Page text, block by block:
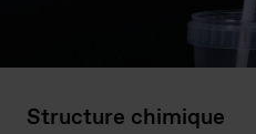
Structure chimique